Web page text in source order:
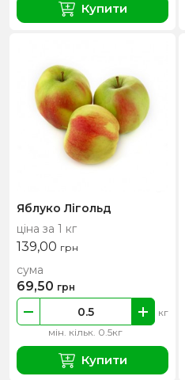
Купити
Яблуко Лігольд
ціна за 1 кг
139,00 грн
мін. кільк. 0.5кг
кг
сума
69,50 грн
Купити